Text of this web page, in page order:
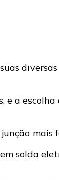
e a escolha
mais
solda